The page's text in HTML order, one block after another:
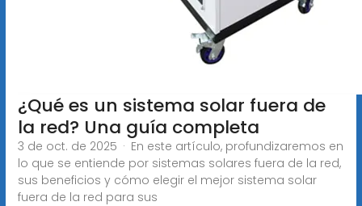
¿Qué es un sistema solar fuera de
la red? Una guía completa
3 de oct. de 2025 · En este artículo, profundizaremos en
lo que se entiende por sistemas solares fuera de la red,
sus beneficios y cómo elegir el mejor sistema solar
fuera de la red para sus